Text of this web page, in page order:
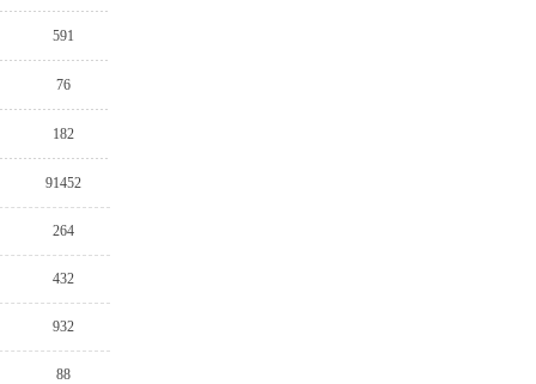
591
76
182
91452
264
432
932
88